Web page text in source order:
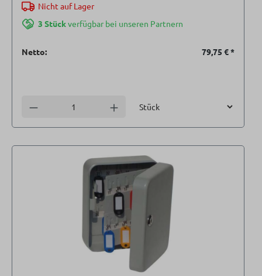
Nicht auf Lager
3 Stückverfügbar bei unseren Partnern
Netto: 79,75 €*
Anzahl verringern Anzahl erhöhen